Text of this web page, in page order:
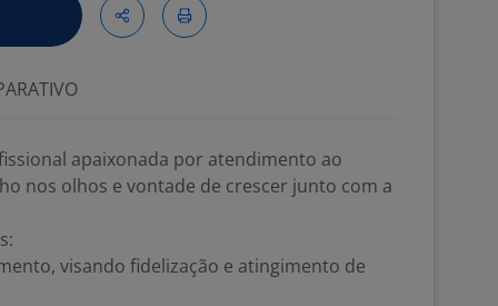
apaixonada por atendimento ao
nos olhos e vontade de crescer junto com a
visando fidelização e atingimento de